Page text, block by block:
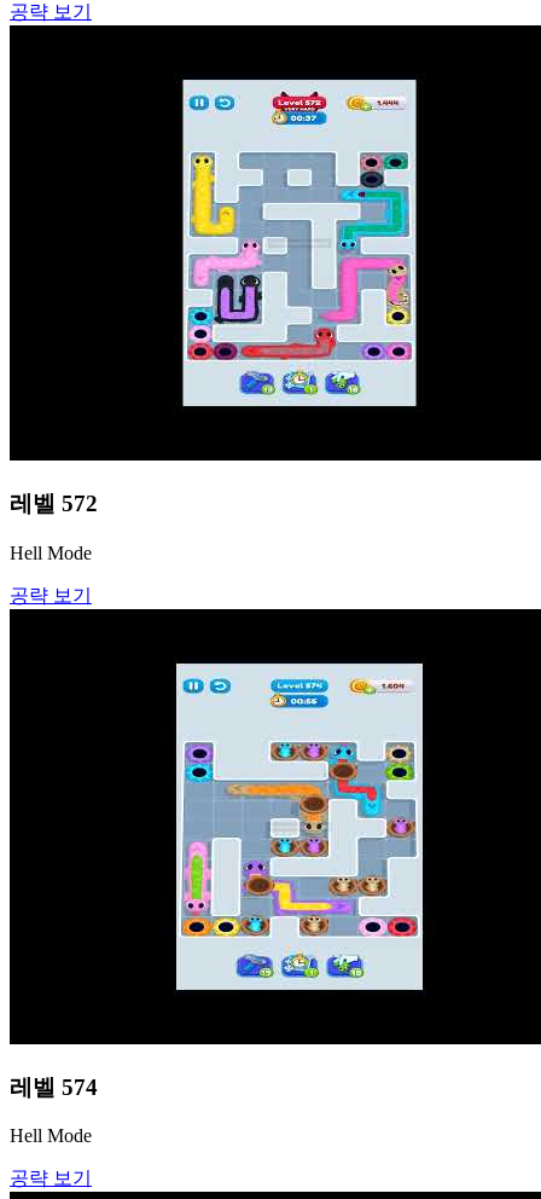
공략 보기
레벨 572
Hell Mode
공략 보기
레벨 574
Hell Mode
공략 보기